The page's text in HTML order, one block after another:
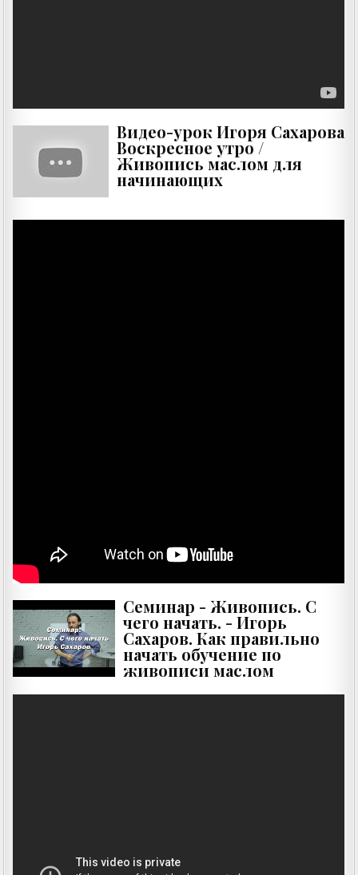
Видео-урок Игоря Сахарова
Воскресное утро /
Живопись маслом для
начинающих
Семинар - Живопись. С
чего начать. - Игорь
Сахаров. Как правильно
начать обучение по
живописи маслом